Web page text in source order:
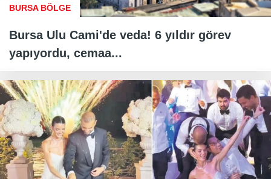
BURSA BÖLGE
Bursa Ulu Cami'de veda! 6 yıldır görev
yapıyordu, cemaa...